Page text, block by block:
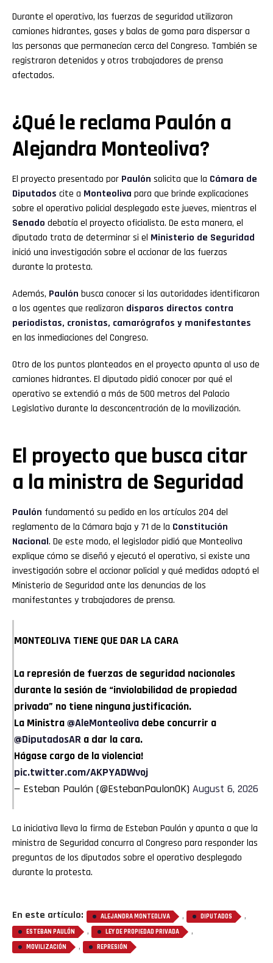
Durante el operativo, las fuerzas de seguridad utilizaron
camiones hidrantes, gases y balas de goma para dispersar a
las personas que permanecían cerca del Congreso. También se
registraron detenidos y otros trabajadores de prensa
afectados.
¿Qué le reclama Paulón a
Alejandra Monteoliva?
El proyecto presentado por Paulón solicita que la Cámara de
Diputados cite a Monteoliva para que brinde explicaciones
sobre el operativo policial desplegado este jueves, mientras el
Senado debatía el proyecto oficialista. De esta manera, el
diputado trata de determinar si el Ministerio de Seguridad
inició una investigación sobre el accionar de las fuerzas
durante la protesta.
Además, Paulón busca conocer si las autoridades identificaron
a los agentes que realizaron disparos directos contra
periodistas, cronistas, camarógrafos y manifestantes
en las inmediaciones del Congreso.
Otro de los puntos planteados en el proyecto apunta al uso de
camiones hidrantes. El diputado pidió conocer por qué el
operativo se extendió a más de 500 metros del Palacio
Legislativo durante la desconcentración de la movilización.
El proyecto que busca citar
a la ministra de Seguridad
Paulón fundamentó su pedido en los artículos 204 del
reglamento de la Cámara baja y 71 de la Constitución
Nacional. De este modo, el legislador pidió que Monteoliva
explique cómo se diseñó y ejecutó el operativo, si existe una
investigación sobre el accionar policial y qué medidas adoptó el
Ministerio de Seguridad ante las denuncias de los
manifestantes y trabajadores de prensa.
MONTEOLIVA TIENE QUE DAR LA CARA
La represión de fuerzas de seguridad nacionales
durante la sesión de “inviolabilidad de propiedad
privada” no tiene ninguna justificación.
La Ministra@AleMonteoliva debe concurrir a
@DiputadosAR a dar la cara.
Hágase cargo de la violencia!
pic.twitter.com/AKPYADWvoj
— Esteban Paulón (@EstebanPaulonOK) August 6, 2026
La iniciativa lleva la firma de Esteban Paulón y apunta a que la
ministra de Seguridad concurra al Congreso para responder las
preguntas de los diputados sobre el operativo desplegado
durante la protesta.
En este artículo: ALEJANDRA MONTEOLIVA , DIPUTADOS ,
ESTEBAN PAULÓN , LEY DE PROPIEDAD PRIVADA ,
MOVILIZACIÓN , REPRESIÓN